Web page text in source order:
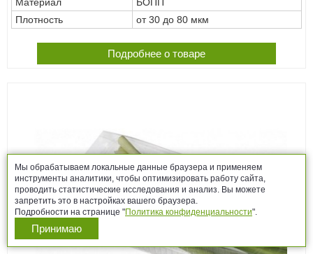
Плотность
от 30 до 80 мкм
Подробнее о товаре
Мы обрабатываем локальные данные браузера и применяем
инструменты аналитики, чтобы оптимизировать работу сайта,
проводить статистические исследования и анализ. Вы можете
запретить это в настройках вашего браузера.
Подробности на странице "Политика конфиденциальности".
Принимаю